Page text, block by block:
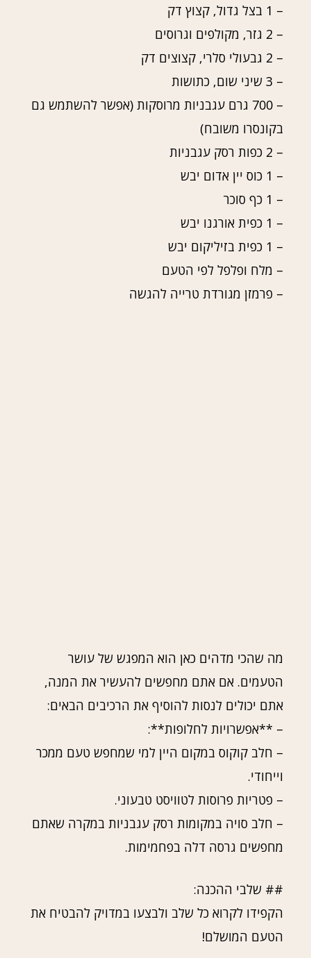
– 1 בצל גדול, קצוץ דק
– 2 גזר, מקולפים וגרוסים
– 2 גבעולי סלרי, קצוצים דק
– 3 שיני שום, כתושות
– 700 גרם עגבניות מרוסקות (אפשר להשתמש גם
בקונסרו משובח)
– 2 כפות רסק עגבניות
– 1 כוס יין אדום יבש
– 1 כף סוכר
– 1 כפית אורגנו יבש
– 1 כפית בזיליקום יבש
– מלח ופלפל לפי הטעם
– פרמזן מגורדת טרייה להגשה
מה שהכי מדהים כאן הוא המפגש של עושר
הטעמים. אם אתם מחפשים להעשיר את המנה,
אתם יכולים לנסות להוסיף את הרכיבים הבאים:
– **אפשרויות לחלופות**:
– חלב קוקוס במקום היין למי שמחפש טעם ממכר
וייחודי.
– פטריות פרוסות לטוויסט טבעוני.
– חלב סויה במקומות רסק עגבניות במקרה שאתם
מחפשים גרסה דלה בפחמימות.
## שלבי ההכנה:
הקפידו לקרוא כל שלב ולבצעו במדויק להבטיח את
הטעם המושלם!